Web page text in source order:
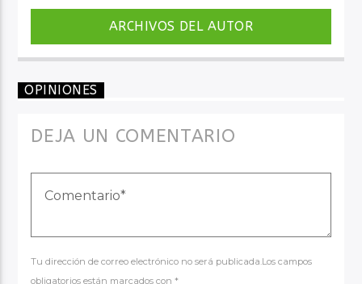
ARCHIVOS DEL AUTOR
OPINIONES
DEJA UN COMENTARIO
Tu dirección de correo electrónico no será publicada.Los campos
obligatorios están marcados con *